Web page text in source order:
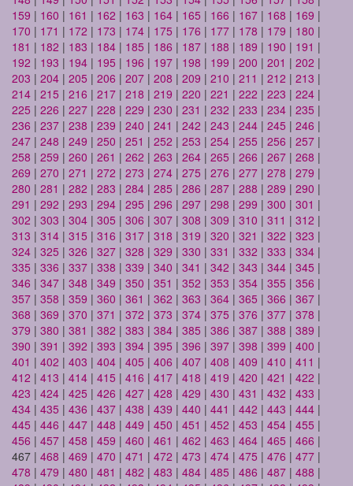
159 | 160 | 161 | 162 | 163 | 164 | 165 | 166 | 167 | 168 | 169 |
170 | 171 | 172 | 173 | 174 | 175 | 176 | 177 | 178 | 179 | 180 |
181 | 182 | 183 | 184 | 185 | 186 | 187 | 188 | 189 | 190 | 191 |
192 | 193 | 194 | 195 | 196 | 197 | 198 | 199 | 200 | 201 | 202 |
203 | 204 | 205 | 206 | 207 | 208 | 209 | 210 | 211 | 212 | 213 |
214 | 215 | 216 | 217 | 218 | 219 | 220 | 221 | 222 | 223 | 224 |
225 | 226 | 227 | 228 | 229 | 230 | 231 | 232 | 233 | 234 | 235 |
236 | 237 | 238 | 239 | 240 | 241 | 242 | 243 | 244 | 245 | 246 |
247 | 248 | 249 | 250 | 251 | 252 | 253 | 254 | 255 | 256 | 257 |
258 | 259 | 260 | 261 | 262 | 263 | 264 | 265 | 266 | 267 | 268 |
269 | 270 | 271 | 272 | 273 | 274 | 275 | 276 | 277 | 278 | 279 |
280 | 281 | 282 | 283 | 284 | 285 | 286 | 287 | 288 | 289 | 290 |
291 | 292 | 293 | 294 | 295 | 296 | 297 | 298 | 299 | 300 | 301 |
302 | 303 | 304 | 305 | 306 | 307 | 308 | 309 | 310 | 311 | 312 |
313 | 314 | 315 | 316 | 317 | 318 | 319 | 320 | 321 | 322 | 323 |
324 | 325 | 326 | 327 | 328 | 329 | 330 | 331 | 332 | 333 | 334 |
335 | 336 | 337 | 338 | 339 | 340 | 341 | 342 | 343 | 344 | 345 |
346 | 347 | 348 | 349 | 350 | 351 | 352 | 353 | 354 | 355 | 356 |
357 | 358 | 359 | 360 | 361 | 362 | 363 | 364 | 365 | 366 | 367 |
368 | 369 | 370 | 371 | 372 | 373 | 374 | 375 | 376 | 377 | 378 |
379 | 380 | 381 | 382 | 383 | 384 | 385 | 386 | 387 | 388 | 389 |
390 | 391 | 392 | 393 | 394 | 395 | 396 | 397 | 398 | 399 | 400 |
401 | 402 | 403 | 404 | 405 | 406 | 407 | 408 | 409 | 410 | 411 |
412 | 413 | 414 | 415 | 416 | 417 | 418 | 419 | 420 | 421 | 422 |
423 | 424 | 425 | 426 | 427 | 428 | 429 | 430 | 431 | 432 | 433 |
434 | 435 | 436 | 437 | 438 | 439 | 440 | 441 | 442 | 443 | 444 |
445 | 446 | 447 | 448 | 449 | 450 | 451 | 452 | 453 | 454 | 455 |
456 | 457 | 458 | 459 | 460 | 461 | 462 | 463 | 464 | 465 | 466 |
467 | 468 | 469 | 470 | 471 | 472 | 473 | 474 | 475 | 476 | 477 |
478 | 479 | 480 | 481 | 482 | 483 | 484 | 485 | 486 | 487 | 488 |